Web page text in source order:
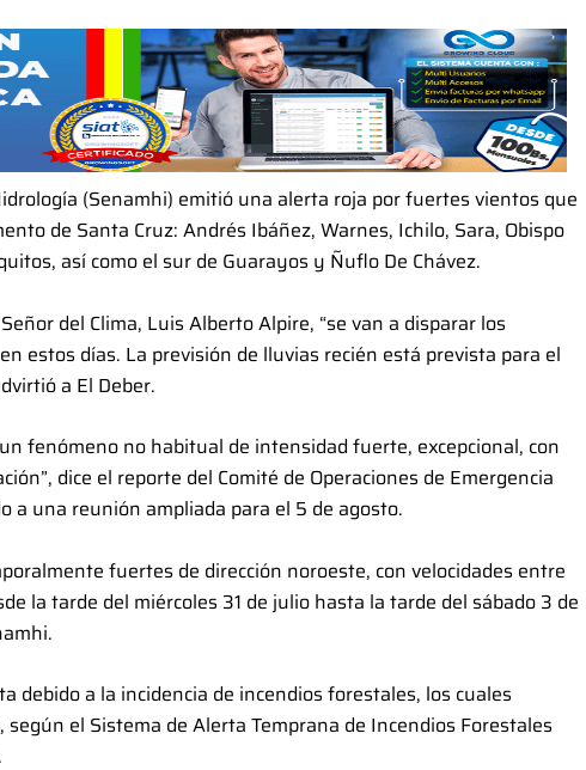
(Senamhi) emitió una alerta roja por fuertes vientos que
de Santa Cruz: Andrés Ibáñez, Warnes, Ichilo, Sara, Obispo
así como el sur de Guarayos y Ñuflo De Chávez.
del Clima, Luis Alberto Alpire, “se van a disparar los
estos días. La previsión de lluvias recién está prevista para el
a El Deber.
fenómeno no habitual de intensidad fuerte, excepcional, con
dice el reporte del Comité de Operaciones de Emergencia
a una reunión ampliada para el 5 de agosto.
fuertes de dirección noroeste, con velocidades entre
la tarde del miércoles 31 de julio hasta la tarde del sábado 3 de
debido a la incidencia de incendios forestales, los cuales
el Sistema de Alerta Temprana de Incendios Forestales